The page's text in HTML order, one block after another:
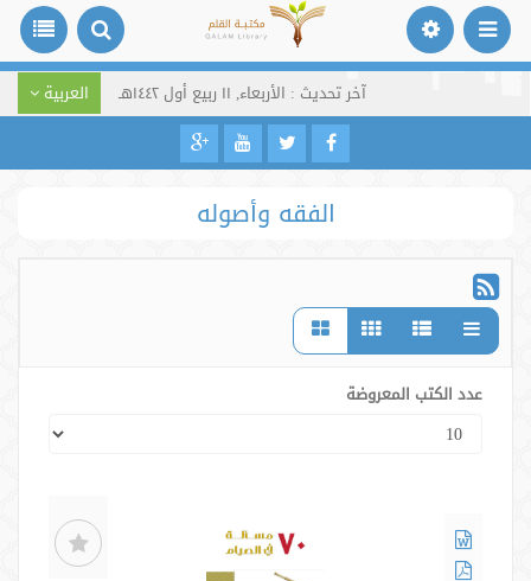
آخر تحديث : الأربعاء, ١١ ربيع أول ١٤٤٢هـ العربية
الفقه وأصوله
عدد الكتب المعروضة